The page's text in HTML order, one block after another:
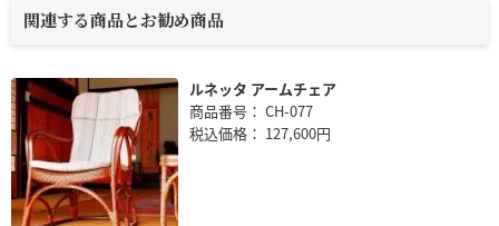
関連する商品とお勧め商品
ルネッタ アームチェア
商品番号： CH-077
税込価格： 127,600円